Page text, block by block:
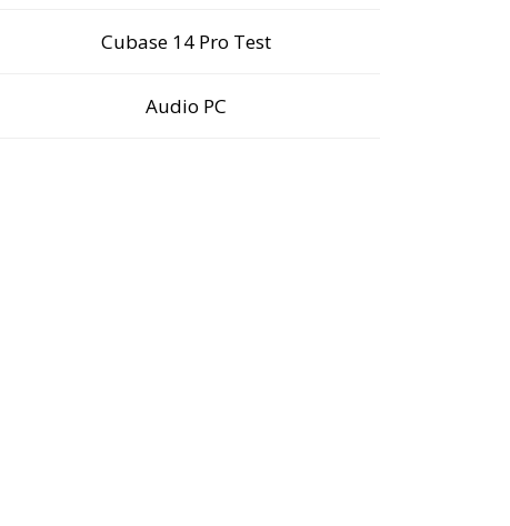
Cubase 14 Pro Test
Audio PC